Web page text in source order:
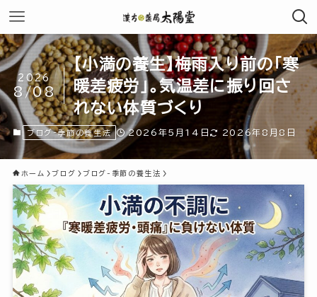
【小満の養生】梅雨入り前の「寒
暖差疲労」。気温差に振り回さ
れない体質づくり
2026
8/08
ブログ-季節の養生法 2026年5月14日 2026年8月8日
ホーム ブログ ブログ-季節の養生法